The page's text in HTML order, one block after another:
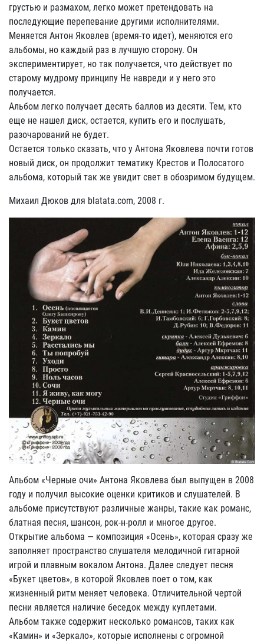
грустью и размахом, легко может претендовать на
последующие перепевание другими исполнителями.
Меняется Антон Яковлев (время-то идет), меняются его
альбомы, но каждый раз в лучшую сторону. Он
экспериментирует, но так получается, что действует по
старому мудрому принципу Не навреди и у него это
получается.
Альбом легко получает десять баллов из десяти. Тем, кто
еще не нашел диск, остается, купить его и послушать,
разочарований не будет.
Остается только сказать, что у Антона Яковлева почти готов
новый диск, он продолжит тематику Крестов и Полосатого
альбома, который так же увидит свет в обозримом будущем.
Михаил Дюков для blatata.com, 2008 г.
Альбом «Черные очи» Антона Яковлева был выпущен в 2008
году и получил высокие оценки критиков и слушателей. В
альбоме присутствуют различные жанры, такие как романс,
блатная песня, шансон, рок-н-ролл и многое другое.
Открытие альбома — композиция «Осень», которая сразу же
заполняет пространство слушателя мелодичной гитарной
игрой и плавным вокалом Антона. Далее следует песня
«Букет цветов», в которой Яковлев поет о том, как
жизненный ритм меняет человека. Отличительной чертой
песни является наличие беседок между куплетами.
Альбом также содержит несколько романсов, таких как
«Камин» и «Зеркало», которые исполнены с огромной